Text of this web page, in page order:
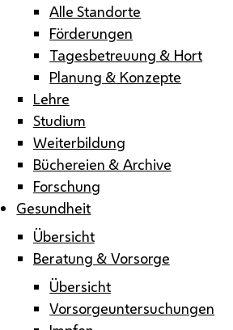
Alle Standorte
Förderungen
Tagesbetreuung & Hort
Planung & Konzepte
Lehre
Studium
Weiterbildung
Büchereien & Archive
Forschung
Gesundheit
Übersicht
Beratung & Vorsorge
Übersicht
Vorsorgeuntersuchungen